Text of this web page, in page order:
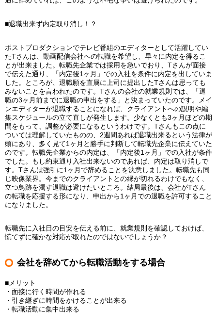
■退職出来ず内定取り消し！？
ポストプロダクションでテレビ番組のエディターとして活躍してい
たTさんは、動画配信会社への転職を希望し、早々に内定を得るこ
とが出来ました。転職先企業では採用を急いでおり、Tさんが面接
で伝えた通り、「内定後1ヶ月」での入社を条件に内定を出していま
した。ところが、退職願を直属に上司に提出したTさんは思っても
みないことを言われたのです。Tさんの会社の就業規則では、「退
職の3ヶ月前までに退職の申出をする」と決まっていたのです。メイ
ンエディターが退職することになれば、クライアントへの説明や編
集スケジュールの立て直しが発生します。少なくとも3ヶ月ほどの期
間をもって、調整が必要になるというわけです。Tさんもこの点に
ついては理解していたものの、2週間あれば退職出来るという法律が
頭にあり、多く見て1ヶ月と勝手に判断して転職先企業に伝えていた
のです。転職先企業からの内定は、「内定後1ヶ月」での入社が条件
でした。もし約束通り入社出来ないのであれば、内定は取り消しで
す。Tさんは強引に1ヶ月で辞めることを決意しました。転職先も同
じ映像業界。今までのクライアントとの縁が切れるわけでもなく、
立つ鳥跡を濁す退職は避けたいところ。結局最後は、会社がTさん
の転職を応援する形になり、申出から1ヶ月での退職を許可すること
になりました。
転職先に入社日の目安を伝える前に、就業規則を確認しておけば、
慌てずに確かな対応が取れたのではないでしょうか？
会社を辞めてから転職活動をする場合
■メリット
・面接に行く時間が作れる
・引き継ぎに時間をかけることが出来る
・転職活動に集中出来る